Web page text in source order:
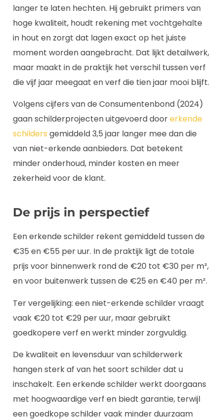
langer te laten hechten. Hij gebruikt primers van
hoge kwaliteit, houdt rekening met vochtgehalte
in hout en zorgt dat lagen exact op het juiste
moment worden aangebracht. Dat lijkt detailwerk,
maar maakt in de praktijk het verschil tussen verf
die vijf jaar meegaat en verf die tien jaar mooi blijft.
Volgens cijfers van de Consumentenbond (2024)
gaan schilderprojecten uitgevoerd doorerkende
schilders gemiddeld 3,5 jaar langer mee dan die
van niet-erkende aanbieders. Dat betekent
minder onderhoud, minder kosten en meer
zekerheid voor de klant.
De prijs in perspectief
Een erkende schilder rekent gemiddeld tussen de
€35 en €55 per uur. In de praktijk ligt de totale
prijs voor binnenwerk rond de €20 tot €30 per m²,
en voor buitenwerk tussen de €25 en €40 per m².
Ter vergelijking: een niet-erkende schilder vraagt
vaak €20 tot €29 per uur, maar gebruikt
goedkopere verf en werkt minder zorgvuldig.
De kwaliteit en levensduur van schilderwerk
hangen sterk af van het soort schilder dat u
inschakelt. Een erkende schilder werkt doorgaans
met hoogwaardige verf en biedt garantie, terwijl
een goedkope schilder vaak minder duurzaam